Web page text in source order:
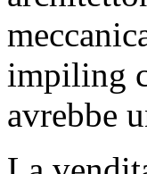
impiling
avrebbe